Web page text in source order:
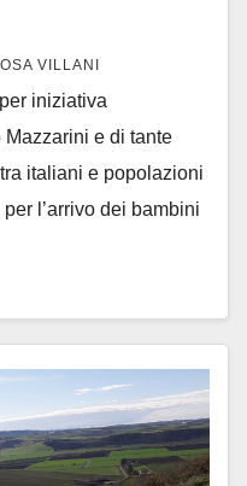
VILLANI
iniziativa
Mazzarini e di tante
italiani e popolazioni
l’arrivo dei bambini